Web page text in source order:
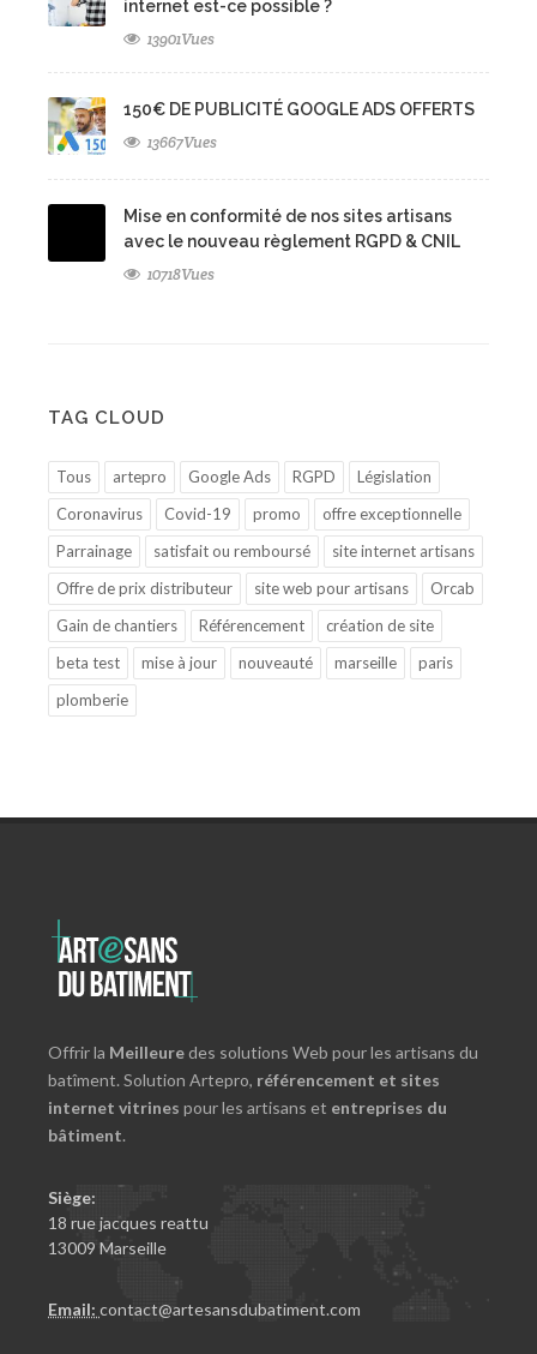
internet est-ce possible ?
13901Vues
150€ DE PUBLICITÉ GOOGLE ADS OFFERTS
13667Vues
Mise en conformité de nos sites artisans
avec le nouveau règlement RGPD & CNIL
10718Vues
TAG CLOUD
Tous artepro Google Ads RGPD
Législation
Coronavirus
Covid-19 promo
offre exceptionnelle
Parrainage
satisfait ou remboursé
site internet artisans
Offre de prix distributeur
site web pour artisans
Orcab
Gain de chantiers
Référencement
création de site
beta test
mise à jour nouveauté marseille
paris
plomberie
Offrir la Meilleuredes solutions Web pour les artisans du
batîment. Solution Artepro, référencement et sites
internet vitrines pour les artisans et entreprises du
bâtiment.
Siège:
18 rue jacques reattu
13009 Marseille
Email: contact@artesansdubatiment.com